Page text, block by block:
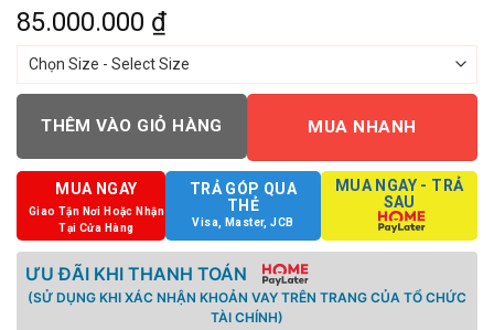
85.000.000 ₫
THÊM VÀO GIỎ HÀNG MUA NHANH
MUA NGAY
Giao Tận Nơi Hoặc Nhận
Tại Cửa Hàng
TRẢ GÓP QUA
THẺ
Visa, Master, JCB
MUA NGAY - TRẢ
SAU
ƯU ĐÃI KHI THANH TOÁN
(SỬ DỤNG KHI XÁC NHẬN KHOẢN VAY TRÊN TRANG CỦA TỔ CHỨC
TÀI CHÍNH)